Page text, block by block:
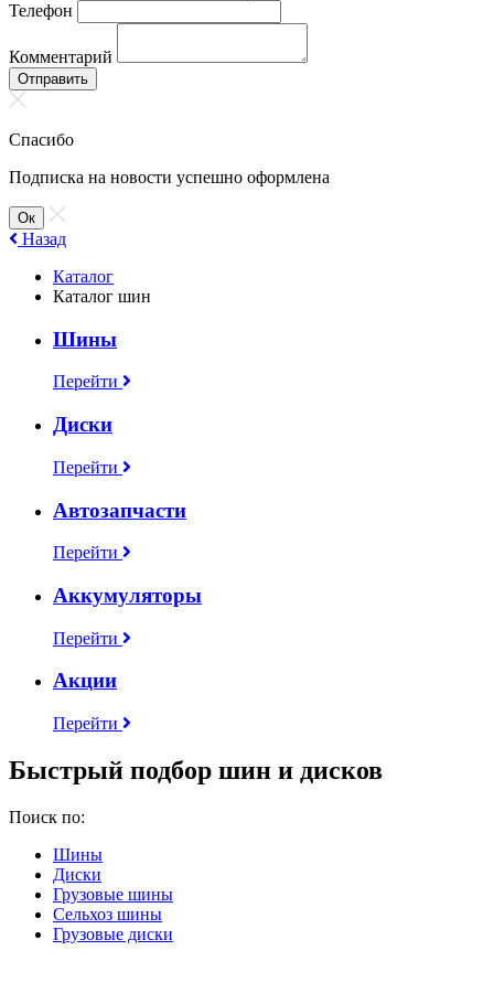
Телефон
Комментарий
Отправить
Спасибо
Подписка на новости успешно оформлена
Ок
Назад
Каталог
Каталог шин
Шины
Перейти
Диски
Перейти
Автозапчасти
Перейти
Аккумуляторы
Перейти
Акции
Перейти
Быстрый подбор шин и дисков
Поиск по:
Шины
Диски
Грузовые шины
Сельхоз шины
Грузовые диски